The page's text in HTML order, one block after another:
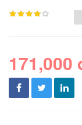
171,000